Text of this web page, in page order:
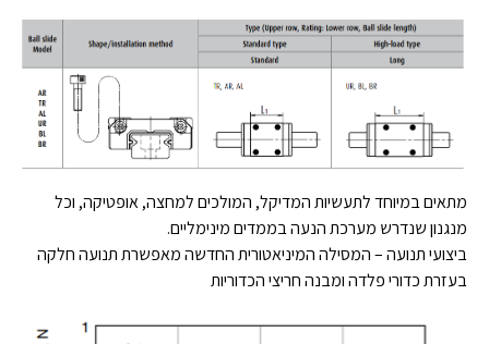
מתאים במיוחד לתעשיות המדיקל, המולכים למחצה, אופטיקה, וכל
מנגנון שנדרש מערכת הנעה בממדים מינימליים.
ביצועי תנועה – המסילה המיניאטורית החדשה מאפשרת תנועה חלקה
בעזרת כדורי פלדה ומבנה חריצי הכדוריות